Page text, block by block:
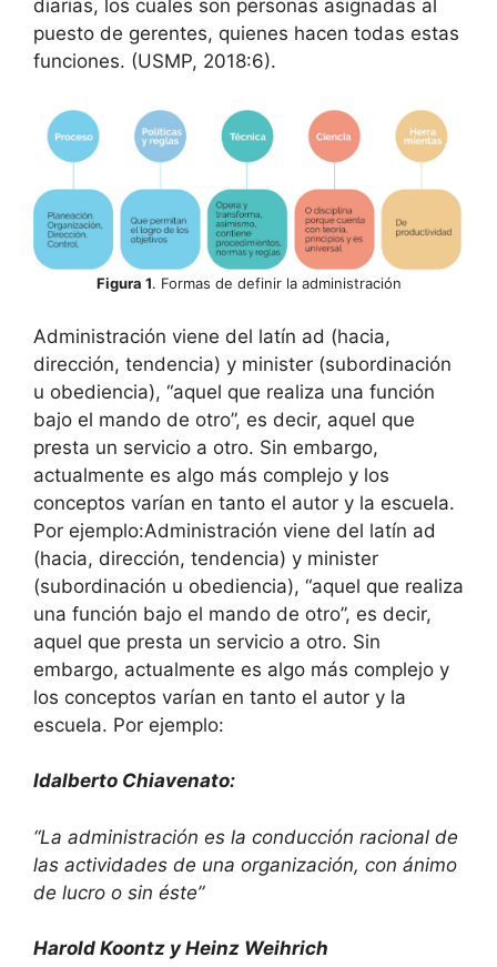
diarias, los cuales son personas asignadas al
puesto de gerentes, quienes hacen todas estas
funciones. (USMP, 2018:6).
Figura 1. Formas de definir la administración
Administración viene del latín ad (hacia,
dirección, tendencia) y minister (subordinación
u obediencia), “aquel que realiza una función
bajo el mando de otro”, es decir, aquel que
presta un servicio a otro. Sin embargo,
actualmente es algo más complejo y los
conceptos varían en tanto el autor y la escuela.
Por ejemplo:Administración viene del latín ad
(hacia, dirección, tendencia) y minister
(subordinación u obediencia), “aquel que realiza
una función bajo el mando de otro”, es decir,
aquel que presta un servicio a otro. Sin
embargo, actualmente es algo más complejo y
los conceptos varían en tanto el autor y la
escuela. Por ejemplo:
Idalberto Chiavenato:
“La administración es la conducción racional de
las actividades de una organización, con ánimo
de lucro o sin éste”
Harold Koontz y Heinz Weihrich